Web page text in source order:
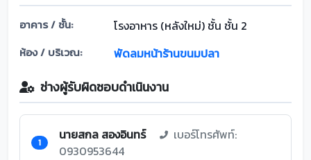
อาคาร / ชั้น: โรงอาหาร (หลังใหม่) ชั้น ชั้น 2
ห้อง / บริเวณ: พัดลมหน้าร้านขนมปลา
ช่างผู้รับผิดชอบดำเนินงาน
1 นายสกล สองอินทร์
เบอร์โทรศัพท์:
0930953644